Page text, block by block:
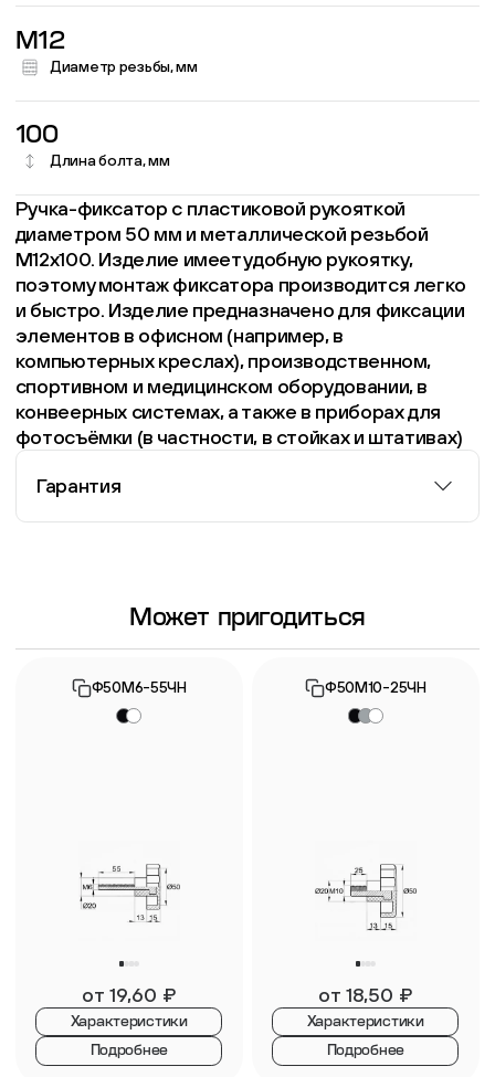
M12
Диаметр резьбы, мм
100
Длина болта, мм
Ручка-фиксатор с пластиковой рукояткой
диаметром 50 мм и металлической резьбой
М12х100. Изделие имеет удобную рукоятку,
поэтому монтаж фиксатора производится легко
и быстро. Изделие предназначено для фиксации
элементов в офисном (например, в
компьютерных креслах), производственном,
спортивном и медицинском оборудовании, в
конвеерных системах, а также в приборах для
фотосъёмки (в частности, в стойках и штативах)
Гарантия
Информация о гарантии
Может пригодиться
Ф50М6-55ЧН
от 19,60 ₽
Характеристики
Подробнее
Ф50М10-25ЧН
от 18,50 ₽
Характеристики
Подробнее